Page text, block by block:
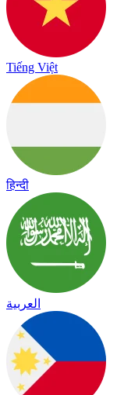
Tiếng Việt
हिन्दी
العربية